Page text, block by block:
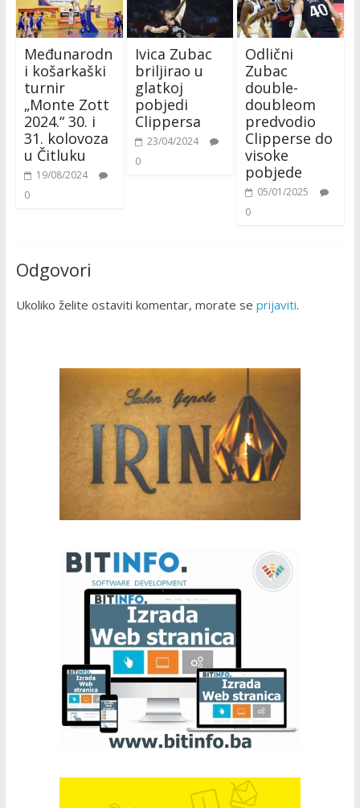
Međunarodn
i košarkaški
turnir
„Monte Zott
2024.“ 30. i
31. kolovoza
u Čitluku
19/08/2024
0
Ivica Zubac
briljirao u
glatkoj
pobjedi
Clippersa
23/04/2024
0
Odlični
Zubac
double-
doubleom
predvodio
Clipperse do
visoke
pobjede
05/01/2025
0
Odgovori
Ukoliko želite ostaviti komentar, morate se prijaviti.